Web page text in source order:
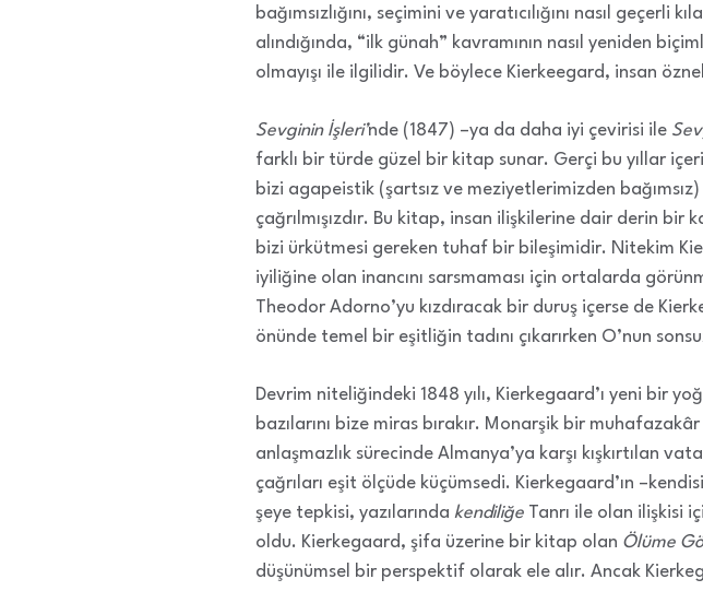
bağımsızlığını, seçimini ve yaratıcılığını nasıl
alındığında, “ilk günah” kavramının nasıl yeniden
olmayışı ile ilgilidir. Ve böylece Kierkeegard, insan
Sevginin İşleri’nde (1847) –ya da daha iyi çevirisi ile
farklı bir türde güzel bir kitap sunar. Gerçi bu yıllar
bizi agapeistik (şartsız ve meziyetlerimizden
çağrılmışızdır. Bu kitap, insan ilişkilerine dair derin bir
bizi ürkütmesi gereken tuhaf bir bileşimidir. Nitekim
iyiliğine olan inancını sarsmaması için ortalarda
Theodor Adorno’yu kızdıracak bir duruş içerse de
önünde temel bir eşitliğin tadını çıkarırken O’nun
Devrim niteliğindeki 1848 yılı, Kierkegaard’ı yeni bir
bazılarını bize miras bırakır. Monarşik bir
anlaşmazlık sürecinde Almanya’ya karşı kışkırtılan
çağrıları eşit ölçüde küçümsedi. Kierkegaard’ın
şeye tepkisi, yazılarında kendiliğe Tanrı ile olan ilişkisi
oldu. Kierkegaard, şifa üzerine bir kitap olan Ölüme
düşünümsel bir perspektif olarak ele alır. Ancak